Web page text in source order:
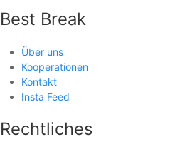
Best Break
Über uns
Kooperationen
Kontakt
Insta Feed
Rechtliches